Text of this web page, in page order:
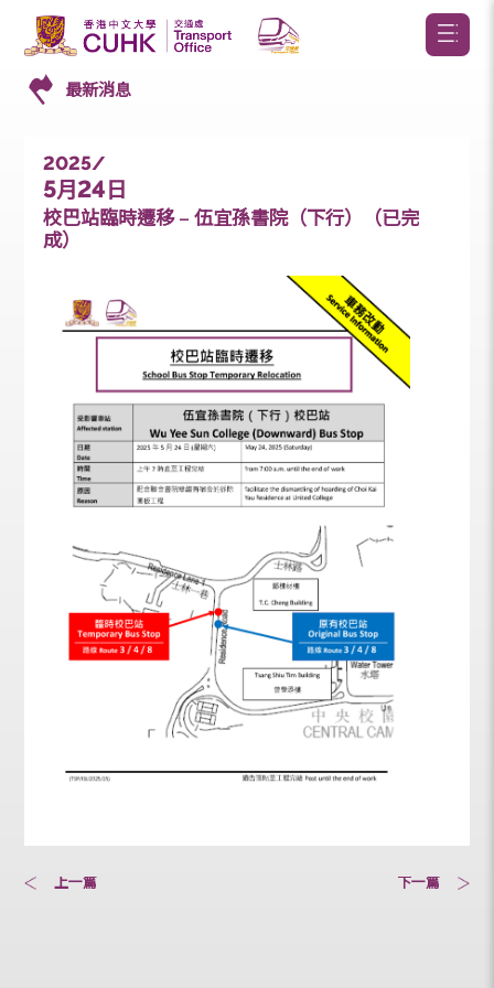
最新消息
2025/
5月24日
校巴站臨時遷移 – 伍宜孫書院（下行）（已完